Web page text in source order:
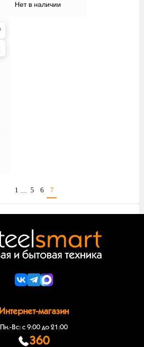
Нет в наличии
1 ... 5 6 7
Интернет-магазин
Пн.-Вс: с 9:00 до 21:00
360